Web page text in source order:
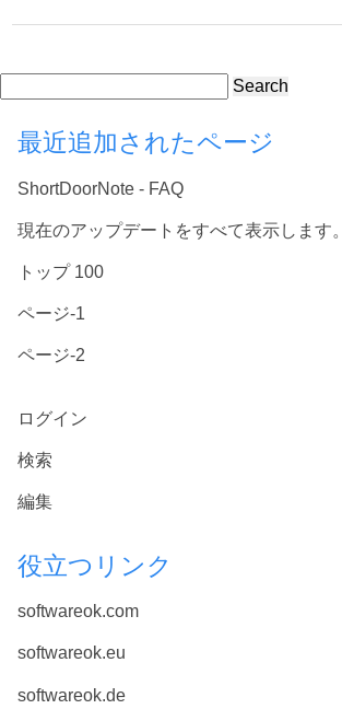
Search
最近追加されたページ
ShortDoorNote - FAQ
現在のアップデートをすべて表示します。
トップ 100
ページ-1
ページ-2
ログイン
検索
編集
役立つリンク
softwareok.com
softwareok.eu
softwareok.de